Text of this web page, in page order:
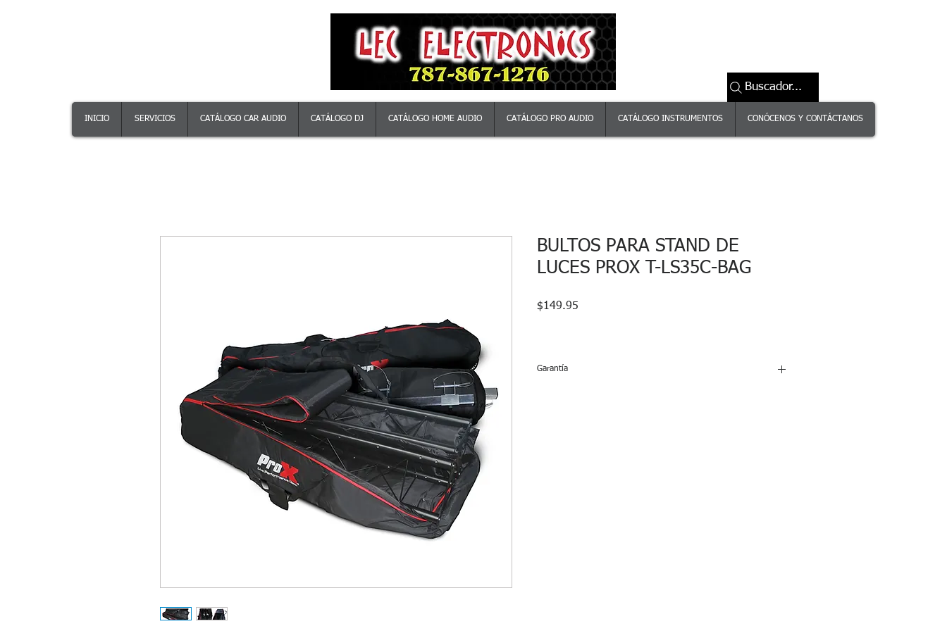
Buscador...
INICIO SERVICIOS CATÁLOGO CAR AUDIO CATÁLOGO DJ CATÁLOGO HOME AUDIO CATÁLOGO PRO AUDIO CATÁLOGO INSTRUMENTOS CONÓCENOS Y CONTÁCTANOS
BULTOS PARA STAND DE
LUCES PROX T-LS35C-BAG
$149.95
Garantía